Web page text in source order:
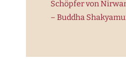
Schöpfer von
– Buddha